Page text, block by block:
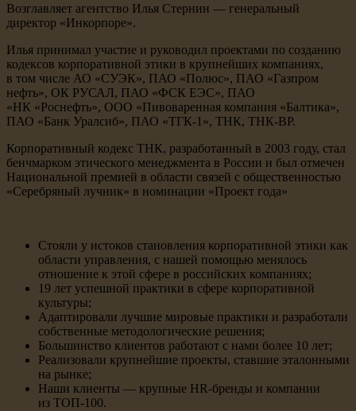
Возглавляет агентство Илья Стернин — генеральный
директор «Инкорпоре».
Илья принимал участие и руководил проектами по созданию
кодексов корпоративной этики в крупнейших компаниях,
в том числе АО «СУЭК», ПАО «Полюс», ПАО «Газпром
нефть», ОК РУСАЛ, ПАО «ФСК ЕЭС», ПАО
«НК «Роснефть», ООО «Пивоваренная компания «Балтика»,
ПАО «Банк Уралсиб», ПАО «ТГК-1», ТНК, ТНК-ВР.
Корпоративный кодекс ТНК, разработанный в 2003 году, стал
бенчмарком этического менеджмента в России и был отмечен
Национальной премией в области связей с общественностью
«Серебряный лучник» в номинации «Проект года»
Стояли у истоков становления корпоративной этики как
области управления, с нашей помощью менялось
отношение к этой сфере в российских компаниях;
19 лет успешной практики в сфере корпоративной
культуры;
Адаптировали лучшие мировые практики и разработали
собственные методологические решения;
Большинство клиентов работают с нами более 10 лет;
Реализовали крупнейшие проекты, ставшие эталонными
на рынке;
Наши клиенты — крупные HR-бренды и компании
из ТОП-100.